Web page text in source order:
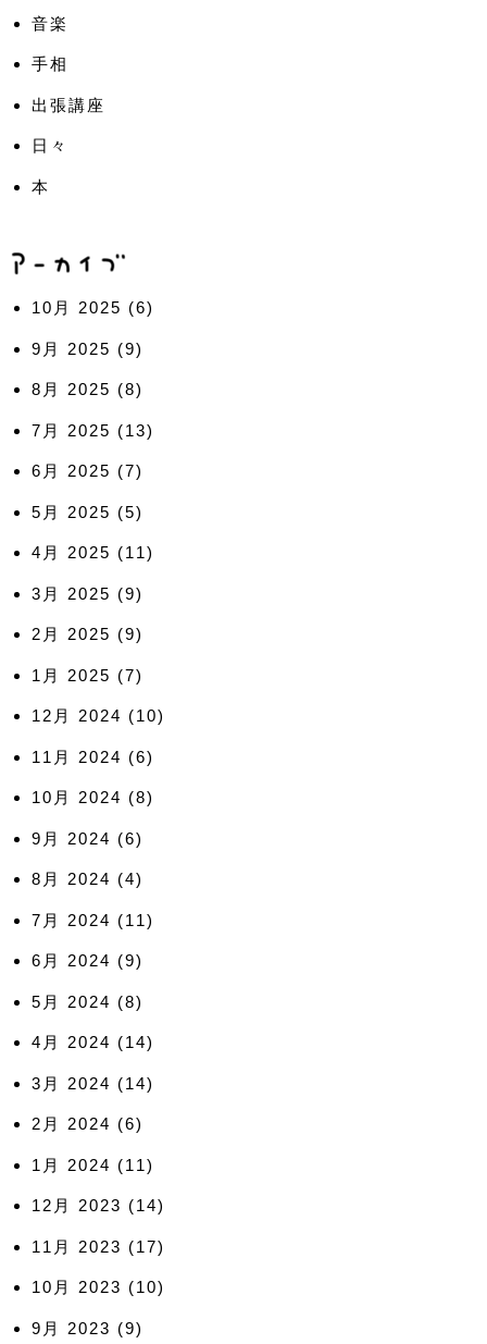
音楽
手相
出張講座
日々
本
10月 2025 (6)
9月 2025 (9)
8月 2025 (8)
7月 2025 (13)
6月 2025 (7)
5月 2025 (5)
4月 2025 (11)
3月 2025 (9)
2月 2025 (9)
1月 2025 (7)
12月 2024 (10)
11月 2024 (6)
10月 2024 (8)
9月 2024 (6)
8月 2024 (4)
7月 2024 (11)
6月 2024 (9)
5月 2024 (8)
4月 2024 (14)
3月 2024 (14)
2月 2024 (6)
1月 2024 (11)
12月 2023 (14)
11月 2023 (17)
10月 2023 (10)
9月 2023 (9)